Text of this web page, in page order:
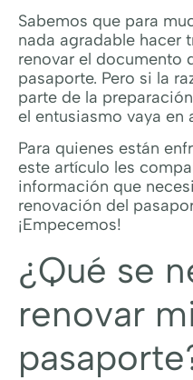
Sabemos que para
nada agradable hacer
renovar el documento
pasaporte. Pero si la
parte de la
el entusiasmo vaya en
Para quienes están
este artículo les
información que
renovación del
¡Empecemos!
¿Qué se
renovar